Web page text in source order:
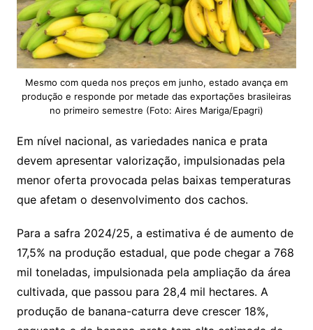
Mesmo com queda nos preços em junho, estado avança em
produção e responde por metade das exportações brasileiras
no primeiro semestre (Foto: Aires Mariga/Epagri)
Em nível nacional, as variedades nanica e prata
devem apresentar valorização, impulsionadas pela
menor oferta provocada pelas baixas temperaturas
que afetam o desenvolvimento dos cachos.
Para a safra 2024/25, a estimativa é de aumento de
17,5% na produção estadual, que pode chegar a 768
mil toneladas, impulsionada pela ampliação da área
cultivada, que passou para 28,4 mil hectares. A
produção de banana-caturra deve crescer 18%,